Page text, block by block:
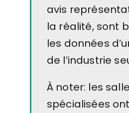
avis
la réalité, sont
les données
de l’industrie
À noter: les
spécialisées